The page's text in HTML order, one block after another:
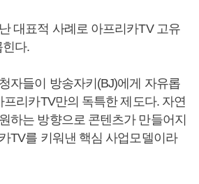
대표적 사례로 아프리카TV 고유
힌다.
자들이 방송자키(BJ)에게 자유롭
리카TV만의 독특한 제도다. 자연
하는 방향으로 콘텐츠가 만들어지
TV를 키워낸 핵심 사업모델이라